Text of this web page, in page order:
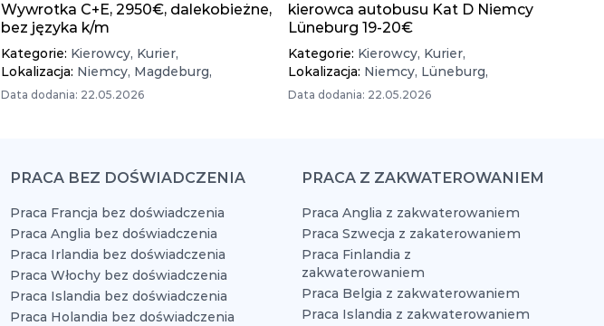
Wywrotka C+E, 2950€, dalekobieżne,
bez języka k/m
Kategorie: Kierowcy, Kurier,
Lokalizacja: Niemcy, Magdeburg,
Data dodania: 22.05.2026
kierowca autobusu Kat D Niemcy
Lüneburg 19-20€
Kategorie: Kierowcy, Kurier,
Lokalizacja: Niemcy, Lüneburg,
Data dodania: 22.05.2026
PRACA BEZ DOŚWIADCZENIA
Praca Francja bez doświadczenia
Praca Anglia bez doświadczenia
Praca Irlandia bez doświadczenia
Praca Włochy bez doświadczenia
Praca Islandia bez doświadczenia
Praca Holandia bez doświadczenia
PRACA Z ZAKWATEROWANIEM
Praca Anglia z zakwaterowaniem
Praca Szwecja z zakaterowaniem
Praca Finlandia z
zakwaterowaniem
Praca Belgia z zakwaterowaniem
Praca Islandia z zakwaterowaniem